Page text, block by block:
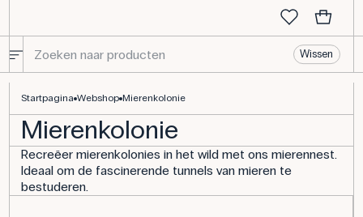
Wissen
Startpagina Webshop Mierenkolonie
Mierenkolonie
Recreëer mierenkolonies in het wild met ons mierennest.
Ideaal om de fascinerende tunnels van mieren te
bestuderen.